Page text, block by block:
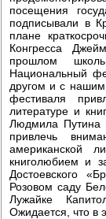
посещения
подписывали в
плане
Конгресса
прошлом
Национальный
другом и с
фестиваля
литературе и
Людмила Путина
привлечь
американской
книголюбием и
Достоевского
Розовом саду
Лужайке
Ожидается, что в